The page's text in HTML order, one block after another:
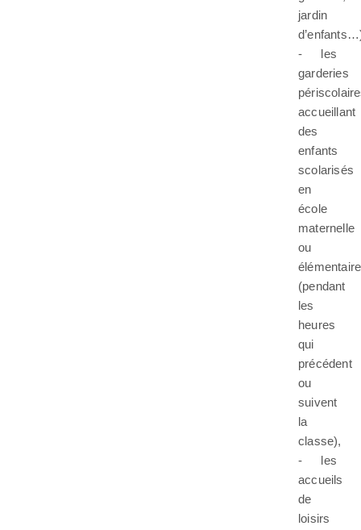
jardin
- les
garderies
accueillant
des
enfants
scolarisés
en
école
maternelle
ou
élémentaire
(pendant
les
heures
qui
précédent
ou
suivent
la
classe),
- les
accueils
de
loisirs